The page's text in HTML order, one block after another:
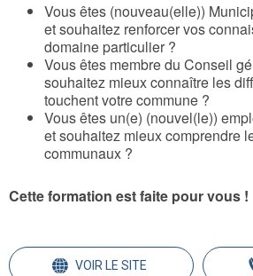
Vous êtes (nouveau(elle))
et souhaitez renforcer vos
domaine particulier ?
Vous êtes membre du Conseil
souhaitez mieux connaître les
touchent votre commune ?
Vous êtes un(e) (nouvel(le))
et souhaitez mieux comprendre
communaux ?
Cette formation est faite pour vous !
VOIR LE SITE